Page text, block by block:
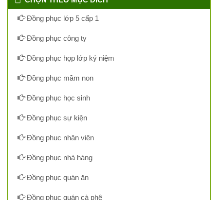
Đồng phục lớp 5 cấp 1
Đồng phục công ty
Đồng phục họp lớp kỷ niệm
Đồng phục mầm non
Đồng phục học sinh
Đồng phục sự kiện
Đồng phục nhân viên
Đồng phục nhà hàng
Đồng phục quán ăn
Đồng phục quán cà phê